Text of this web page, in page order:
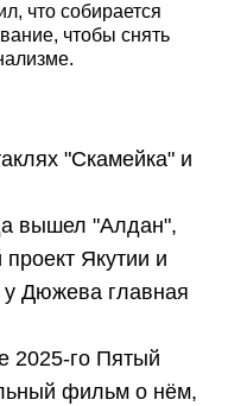
что собирается
чтобы снять
"Скамейка" и
вышел "Алдан",
Якутии и
у Дюжева главная
го Пятый
фильм о нём,